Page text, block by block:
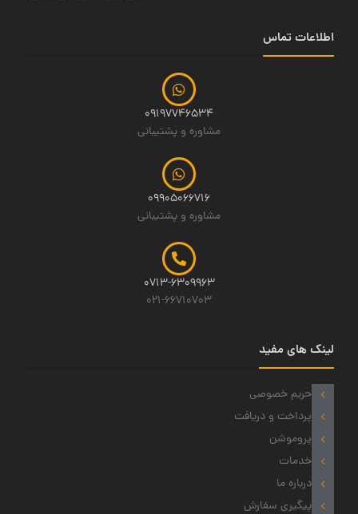
اطلاعات تماس
09197746534
مشاوره و پشتیبانی
09905066716
مشاوره و پشتیبانی
0713-6309963
021-66710703
لینک های مفید
حریم خصوصی
پرداخت و دریافت
پروموشن
خدمات
درباره ما
پیگیری سفارش